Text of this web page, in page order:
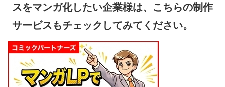
スをマンガ化したい企業様は、こちらの制作
サービスもチェックしてみてください。